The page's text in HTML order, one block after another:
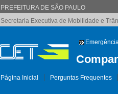
PREFEITURA DE SÃO PAULO
Secretaria Executiva de Mobilidade e
Página Inicial Perguntas Frequentes